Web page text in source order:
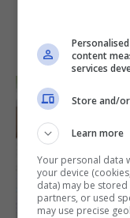
IN
content
services
Store and/
Learn more
Your personal data
your device
data) may be
partners, or used
may use precise